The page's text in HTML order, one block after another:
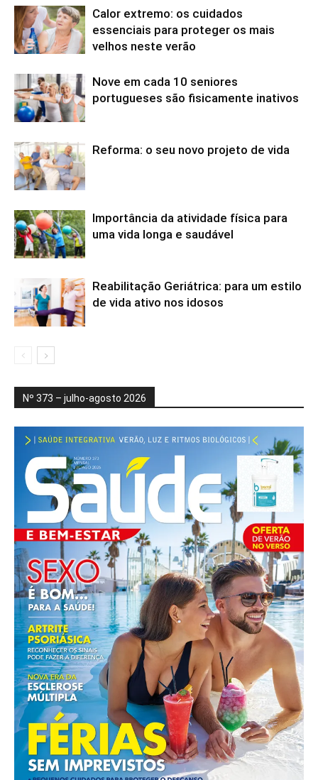
Calor extremo: os cuidados
essenciais para proteger os mais
velhos neste verão
Nove em cada 10 seniores
portugueses são fisicamente inativos
Reforma: o seu novo projeto de vida
Importância da atividade física para
uma vida longa e saudável
Reabilitação Geriátrica: para um estilo
de vida ativo nos idosos
Nº 373 – julho-agosto 2026